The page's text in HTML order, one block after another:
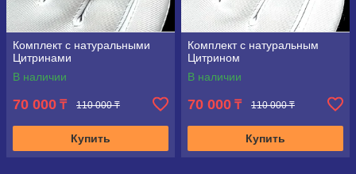
Комплект с натуральными
Цитринами
В наличии
70 000 ₸ 110 000 ₸
Купить
Комплект с натуральным
Цитрином
В наличии
70 000 ₸ 110 000 ₸
Купить